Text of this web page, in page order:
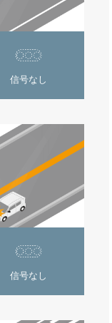
信号なし
信号なし